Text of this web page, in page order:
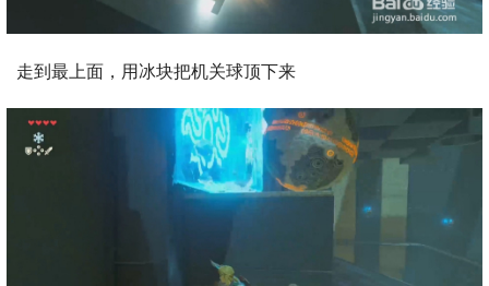
走到最上面，用冰块把机关球顶下来